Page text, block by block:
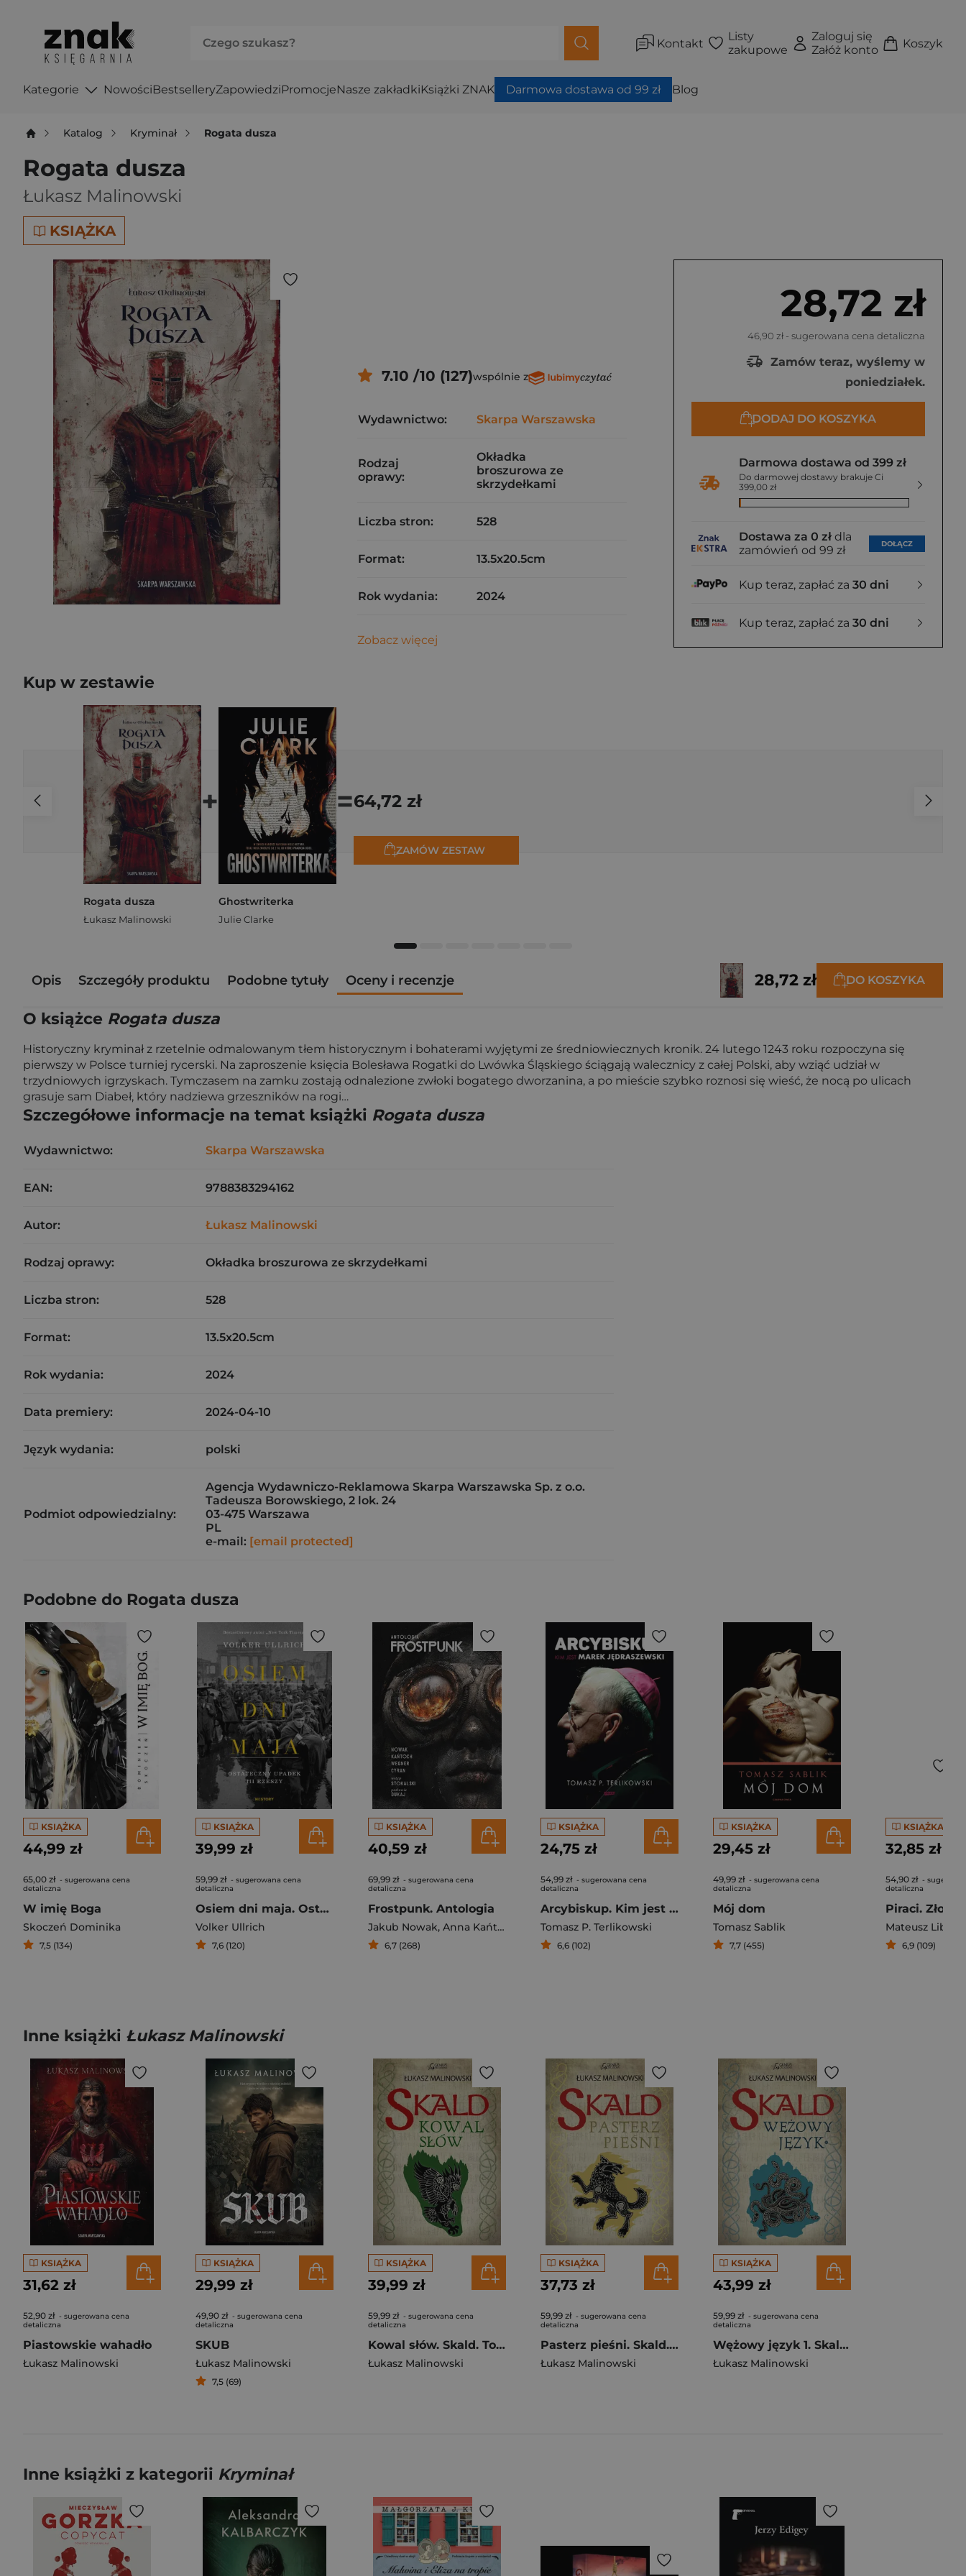
Kontakt
Listy
zakupowe
Zaloguj się
Załóż konto
Koszyk
Kategorie NowościBestselleryZapowiedziPromocjeNasze zakładkiKsiążki ZNAK Darmowa dostawa od 99 zł Blog
Katalog Kryminał Rogata dusza
Rogata dusza
Łukasz Malinowski
KSIĄŻKA
28,72 zł
46,90 zł - sugerowana cena detaliczna
Zamów teraz, wyślemy w
poniedziałek.
DODAJ DO KOSZYKA
Darmowa dostawa od 399 zł
Do darmowej dostawy brakuje Ci
399,00 zł
Dostawa za 0 zł dla
zamówień od 99 zł
DOŁĄCZ
Kup teraz, zapłać za 30 dni
Kup teraz, zapłać za 30 dni
7.10 /10 (127)wspólnie z
Wydawnictwo: Skarpa Warszawska
Rodzaj
oprawy:
Okładka
broszurowa ze
skrzydełkami
Liczba stron: 528
Format: 13.5x20.5cm
Rok wydania: 2024
Zobacz więcej
Kup w zestawie
Rogata dusza
Łukasz Malinowski
+
Ghostwriterka
Julie Clarke
=64,72 zł
ZAMÓW ZESTAW
Opis Szczegóły produktu Podobne tytuły Oceny i recenzje 28,72 zł DO KOSZYKA
O książce Rogata dusza
Historyczny kryminał z rzetelnie odmalowanym tłem historycznym i bohaterami wyjętymi ze średniowiecznych kronik. 24 lutego 1243 roku rozpoczyna się
pierwszy w Polsce turniej rycerski. Na zaproszenie księcia Bolesława Rogatki do Lwówka Śląskiego ściągają walecznicy z całej Polski, aby wziąć udział w
trzydniowych igrzyskach. Tymczasem na zamku zostają odnalezione zwłoki bogatego dworzanina, a po mieście szybko roznosi się wieść, że nocą po ulicach
grasuje sam Diabeł, który nadziewa grzeszników na rogi…
Szczegółowe informacje na temat książki Rogata dusza
Wydawnictwo: Skarpa Warszawska
EAN: 9788383294162
Autor: Łukasz Malinowski
Rodzaj oprawy: Okładka broszurowa ze skrzydełkami
Liczba stron: 528
Format: 13.5x20.5cm
Rok wydania: 2024
Data premiery: 2024-04-10
Język wydania: polski
Podmiot odpowiedzialny:
Agencja Wydawniczo-Reklamowa Skarpa Warszawska Sp. z o.o.
Tadeusza Borowskiego, 2 lok. 24
03-475 Warszawa
PL
e-mail: [email protected]
Podobne do Rogata dusza
KSIĄŻKA
44,99 zł
65,00 zł - sugerowana cena
detaliczna
W imię Boga
Skoczeń Dominika
7,5 (134)
KSIĄŻKA
39,99 zł
59,99 zł - sugerowana cena
detaliczna
Osiem dni maja. Ostateczny upadek III Rzeszy
Volker Ullrich
7,6 (120)
KSIĄŻKA
40,59 zł
69,99 zł - sugerowana cena
detaliczna
Frostpunk. Antologia
Jakub Nowak, Anna Kańtoch Janusz Cyran, Robert. M Wegner
6,7 (268)
KSIĄŻKA
24,75 zł
54,99 zł - sugerowana cena
detaliczna
Arcybiskup. Kim jest Marek Jędraszewski
Tomasz P. Terlikowski
6,6 (102)
KSIĄŻKA
29,45 zł
49,99 zł - sugerowana cena
detaliczna
Mój dom
Tomasz Sablik
7,7 (455)
KSIĄŻKA
32,85 zł
54,90 zł -
detaliczna
Piraci. Złoto
Mateusz Libera
6,9 (109)
Inne książki Łukasz Malinowski
KSIĄŻKA
31,62 zł
52,90 zł - sugerowana cena
detaliczna
Piastowskie wahadło
Łukasz Malinowski
KSIĄŻKA
29,99 zł
49,90 zł - sugerowana cena
detaliczna
SKUB
Łukasz Malinowski
7,5 (69)
KSIĄŻKA
39,99 zł
59,99 zł - sugerowana cena
detaliczna
Kowal słów. Skald. Tom 2
Łukasz Malinowski
KSIĄŻKA
37,73 zł
59,99 zł - sugerowana cena
detaliczna
Pasterz pieśni. Skald. Tom 5
Łukasz Malinowski
KSIĄŻKA
43,99 zł
59,99 zł - sugerowana cena
detaliczna
Wężowy język 1. Skald. Tom 3
Łukasz Malinowski
Inne książki z kategorii Kryminał